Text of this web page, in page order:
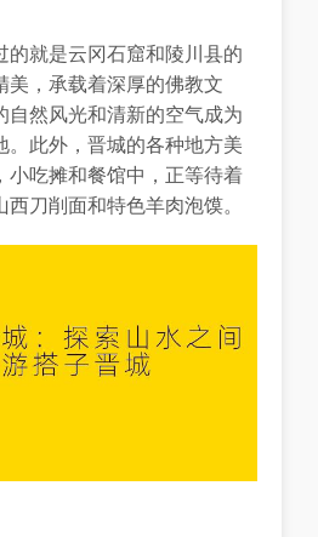
的就是云冈石窟和陵川县的
美，承载着深厚的佛教文
自然风光和清新的空气成为
。此外，晋城的各种地方美
小吃摊和餐馆中，正等待着
刀削面和特色羊肉泡馍。